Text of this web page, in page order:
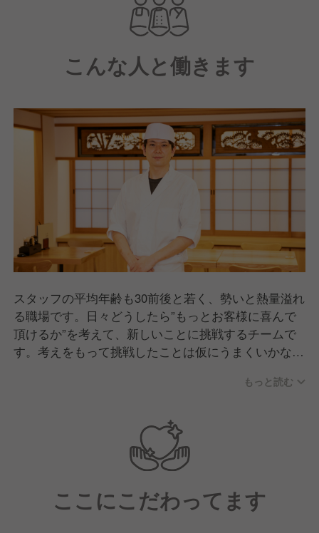
こんな人と働きます
スタッフの平均年齢も30前後と若く、勢いと熱量溢れ
る職場です。日々どうしたら”もっとお客様に喜んで
頂けるか”を考えて、新しいことに挑戦するチームで
す。考えをもって挑戦したことは仮にうまくいかなか
考えています。その為にも、まずは基本の徹底を意識
ています。スタッフ間に壁はなく、社員・アルバイト
問わずアイディアを出しあえる環境です。一人一人が
任されたポジションをきちんと責任をもって全うしな
がらも、互いに助け合い、切磋琢磨する環境です。
もっと読む
ここにこだわってます